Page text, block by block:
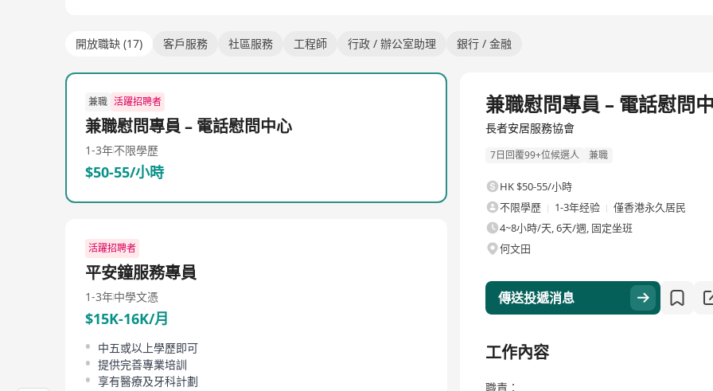
開放職缺 (17) 客戶服務 社區服務 工程師 行政 / 辦公室助理 銀行 / 金融
兼職 活躍招聘者
兼職慰問專員 – 電話慰問中心
1-3年不限學歷
$50-55/小時
活躍招聘者
平安鐘服務專員
1-3年中學文憑
$15K-16K/月
中五或以上學歷即可
提供完善專業培訓
享有醫療及牙科計劃
兼職慰問專員 – 電話慰問
長者安居服務協會
7日回覆99+位候選人 兼職
HK $50-55/小時
不限學歷
1-3年经验
僅香港永久居民
4~8小時/天, 6天/週, 固定坐班
何文田
傳送投遞消息
工作內容
職責：